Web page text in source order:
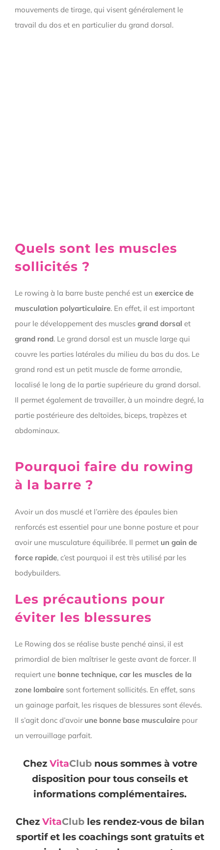
mouvements de tirage, qui visent généralement le
travail du dos et en particulier du grand dorsal.
Quels sont les muscles
sollicités ?
Le rowing à la barre buste penché est un exercice de
musculation polyarticulaire. En effet, il est important
pour le développement des muscles grand dorsal et
grand rond. Le grand dorsal est un muscle large qui
couvre les parties latérales du milieu du bas du dos. Le
grand rond est un petit muscle de forme arrondie,
localisé le long de la partie supérieure du grand dorsal.
Il permet également de travailler, à un moindre degré, la
partie postérieure des deltoïdes, biceps, trapèzes et
abdominaux.
Pourquoi faire du rowing
à la barre ?
Avoir un dos musclé et l’arrière des épaules bien
renforcés est essentiel pour une bonne posture et pour
avoir une musculature équilibrée. Il permet un gain de
force rapide, c’est pourquoi il est très utilisé par les
bodybuilders.
Les précautions pour
éviter les blessures
Le Rowing dos se réalise buste penché ainsi, il est
primordial de bien maîtriser le geste avant de forcer. Il
requiert une bonne technique, car les muscles de la
zone lombairesont fortement sollicités. En effet, sans
un gainage parfait, les risques de blessures sont élevés.
Il s’agit donc d’avoir une bonne base musculairepour
un verrouillage parfait.
Chez VitaClubnous sommes à votre
disposition pour tous conseils et
informations complémentaires.
Chez VitaClub les rendez-vous de bilan
sportif et les coachings sont gratuits et